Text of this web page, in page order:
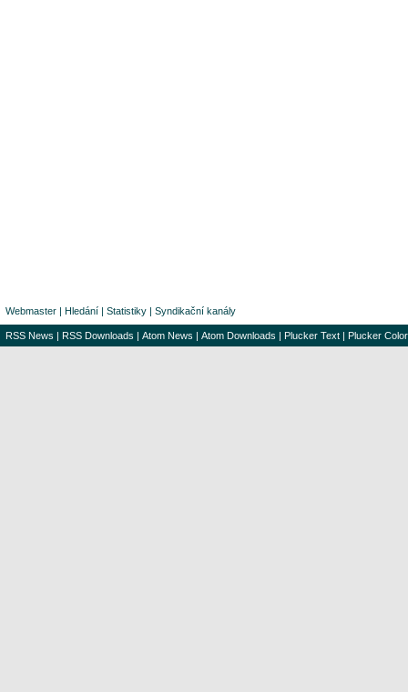
Webmaster | Hledání | Statistiky | Syndikační kanály
RSS News | RSS Downloads | Atom News | Atom Downloads | Plucker Text | Plucker Color